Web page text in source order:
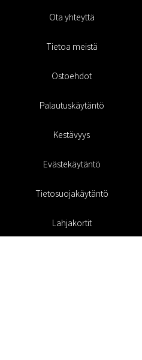
Ota yhteyttä
Tietoa meistä
Ostoehdot
Palautuskäytäntö
Kestävyys
Evästekäytäntö
Tietosuojakäytäntö
Lahjakortit